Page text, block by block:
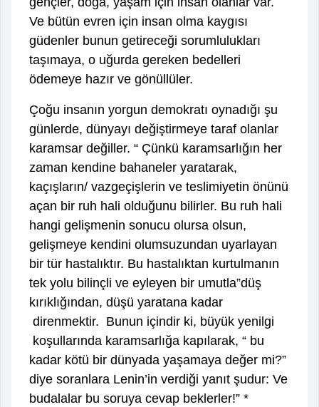
Ve bütün evren için insan olma kaygısı
güdenler bunun getireceği sorumlulukları
taşımaya, o uğurda gereken bedelleri
ödemeye hazır ve gönüllüler.
Çoğu insanın yorgun demokratı oynadığı şu
günlerde, dünyayı değiştirmeye taraf olanlar
karamsar değiller. “ Çünkü karamsarlığın her
zaman kendine bahaneler yaratarak,
kaçışların/ vazgeçişlerin ve teslimiyetin önünü
açan bir ruh hali olduğunu bilirler. Bu ruh hali
hangi gelişmenin sonucu olursa olsun,
gelişmeye kendini olumsuzundan uyarlayan
bir tür hastalıktır. Bu hastalıktan kurtulmanın
tek yolu bilinçli ve eyleyen bir umutla”düş
kırıklığından, düşü yaratana kadar
direnmektir. Bunun içindir ki, büyük yenilgi
koşullarında karamsarlığa kapılarak, “ bu
kadar kötü bir dünyada yaşamaya değer mi?”
diye soranlara Lenin’in verdiği yanıt şudur: Ve
budalalar bu soruya cevap beklerler!” *